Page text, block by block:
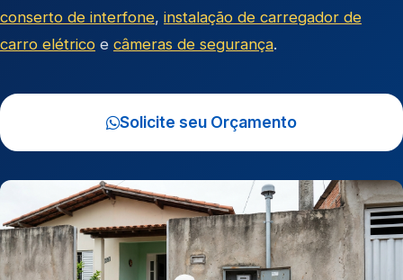
conserto de interfone, instalação de carregador de
carro elétrico e câmeras de segurança.
Solicite seu Orçamento